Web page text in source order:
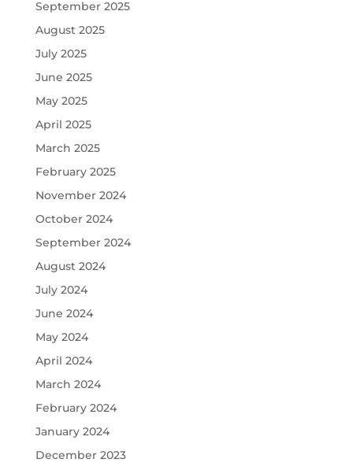
September 2025
August 2025
July 2025
June 2025
May 2025
April 2025
March 2025
February 2025
November 2024
October 2024
September 2024
August 2024
July 2024
June 2024
May 2024
April 2024
March 2024
February 2024
January 2024
December 2023